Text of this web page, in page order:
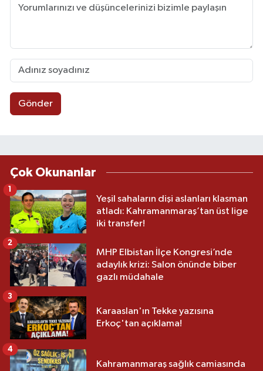
Gönder
Çok Okunanlar
Yeşil sahaların dişi aslanları klasman
atladı: Kahramanmaraş’tan üst lige
iki transfer!
MHP Elbistan İlçe Kongresi’nde
adaylık krizi: Salon önünde biber
gazlı müdahale
2
Karaaslan'ın Tekke yazısına
Erkoç'tan açıklama!
3
Kahramanmaraş sağlık camiasında
4